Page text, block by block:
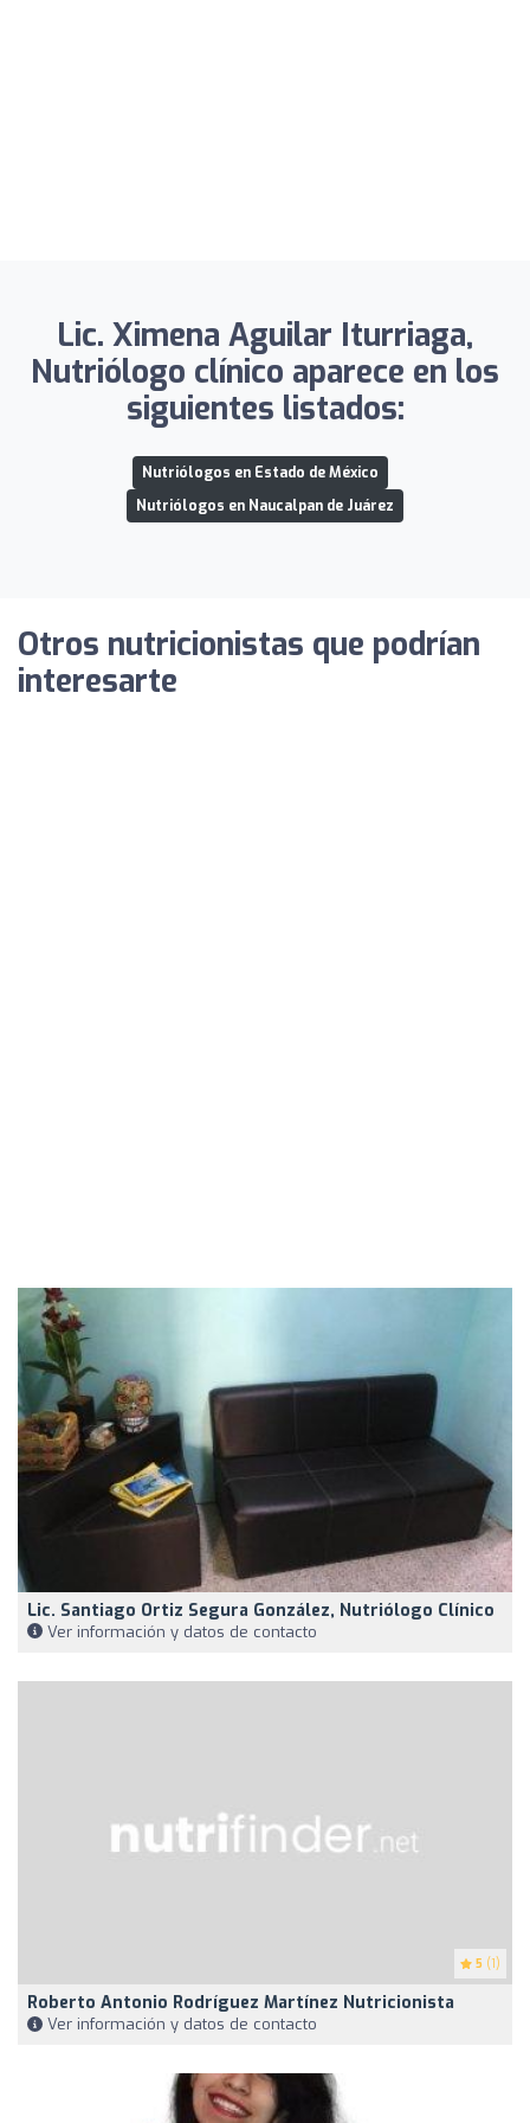
Lic. Ximena Aguilar Iturriaga,
Nutriólogo clínico aparece en los
siguientes listados:
Nutriólogos en Estado de México
Nutriólogos en Naucalpan de Juárez
Otros nutricionistas que podrían
interesarte
Lic. Santiago Ortiz Segura González, Nutriólogo Clínico
Ver información y datos de contacto
5 (1)
Roberto Antonio Rodríguez Martínez Nutricionista
Ver información y datos de contacto